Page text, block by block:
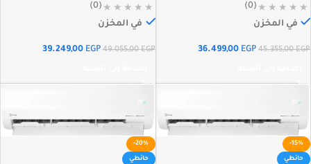
(0)
في المخزن
45.355,00EGP
36.499,00 EGP
(0)
في المخزن
49.055,00EGP
39.249,00 EGP
-15%
حائطي
-20%
حائطي